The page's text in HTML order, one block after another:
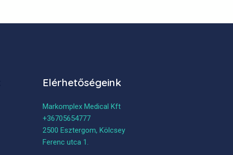
Elérhetőségeink
Markomplex Medical Kft
+36705654777
2500 Esztergom, Kölcsey
Ferenc utca 1.